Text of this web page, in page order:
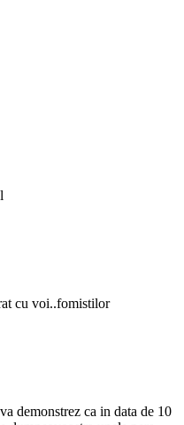
cu voi..fomistilor
demonstrez ca in data de 10